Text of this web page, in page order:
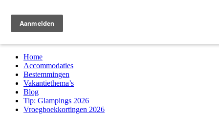
Home
Accommodaties
Bestemmingen
Vakantiethema’s
Blog
Tip: Glampings 2026
Vroegboekkortingen 2026